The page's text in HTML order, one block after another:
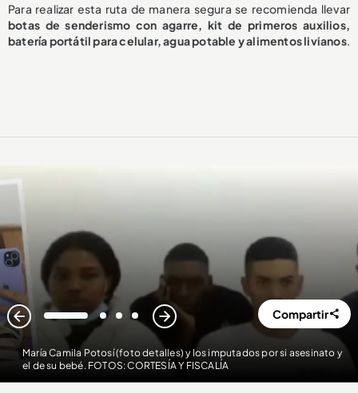
Para realizar esta ruta de manera segura se recomienda llevar
botas de senderismo con agarre, kit de primeros auxilios,
batería portátil para celular, agua potable y alimentos livianos.
María Camila Potosí (foto detalles) y los imputados por si asesinato y
el de su bebé. FOTOS: CORTESÍA Y FISCALÍA
1 2 3 4 Compartir